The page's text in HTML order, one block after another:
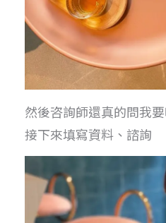
然後咨詢師還真的問我
接下來填寫資料、諮詢